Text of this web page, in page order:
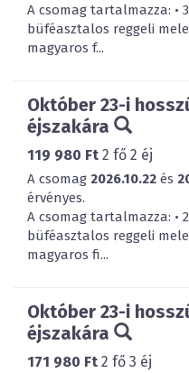
A csomag tartalmazza: •
büféasztalos reggeli
magyaros f...
Október 23-i
éjszakára
119 980 Ft 2 fő 2 éj
A csomag 2026.10.22 és
érvényes.
A csomag tartalmazza: •
büféasztalos reggeli
magyaros fi...
Október 23-i
éjszakára
171 980 Ft 2 fő 3 éj